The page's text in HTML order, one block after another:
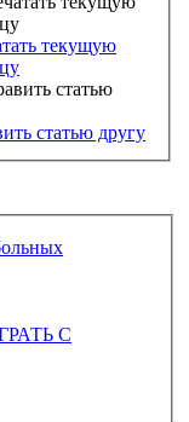
текущую
статью другу
С